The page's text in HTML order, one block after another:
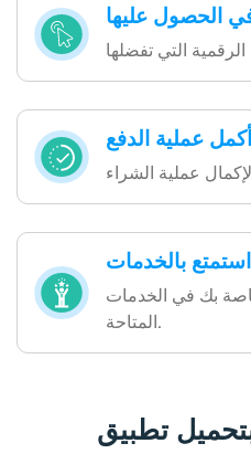
الحصول عليها
أكمل عملية الدفع
استمتع بالخدمات
بك في الخدمات
المتاحة.